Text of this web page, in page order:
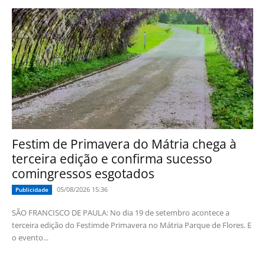
Festim de Primavera do Mátria chega à
terceira edição e confirma sucesso
comingressos esgotados
Publicidade 05/08/2026 15:36
SÃO FRANCISCO DE PAULA: No dia 19 de setembro acontece a
terceira edição do Festimde Primavera no Mátria Parque de Flores. E
o evento...